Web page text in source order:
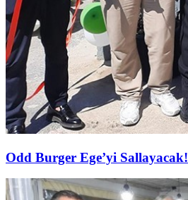
Odd Burger Ege’yi Sallayacak!